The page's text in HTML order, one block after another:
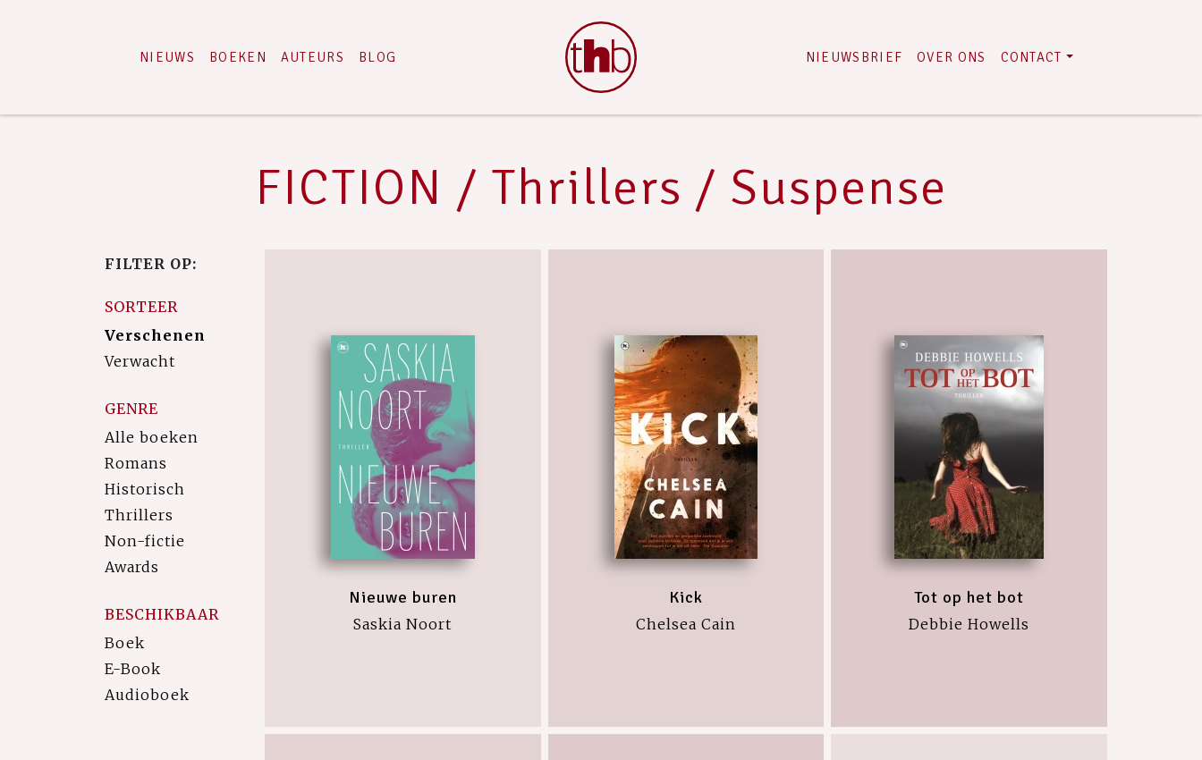
NIEUWS BOEKEN AUTEURS BLOG NIEUWSBRIEF OVER ONS CONTACT
FICTION / Thrillers / Suspense
FILTER OP:
SORTEER
Verschenen
Verwacht
GENRE
Alle boeken
Romans
Historisch
Thrillers
Non-fictie
Awards
BESCHIKBAAR
Boek
E-Book
Audioboek
Nieuwe buren
Saskia Noort
Kick
Chelsea Cain
Tot op het bot
Debbie Howells